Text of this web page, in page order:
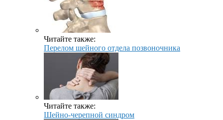
Читайте также:
Перелом шейного отдела позвоночника
Читайте также:
Шейно-черепной синдром